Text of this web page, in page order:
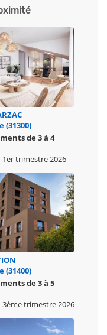
(31300)
de 3 à 4
1er trimestre 2026
(31400)
de 3 à 5
3ème trimestre 2026